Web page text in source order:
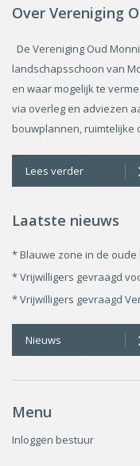
Over Vereniging
De Vereniging Oud
landschapsschoon van
en waar mogelijk te
via overleg en adviezen
bouwplannen, ruimtelijke
Lees verder
Laatste nieuws
* Blauwe zone in de
* Vrijwilligers gevraagd
* Vrijwilligers gevraagd
Nieuws
Menu
Inloggen bestuur